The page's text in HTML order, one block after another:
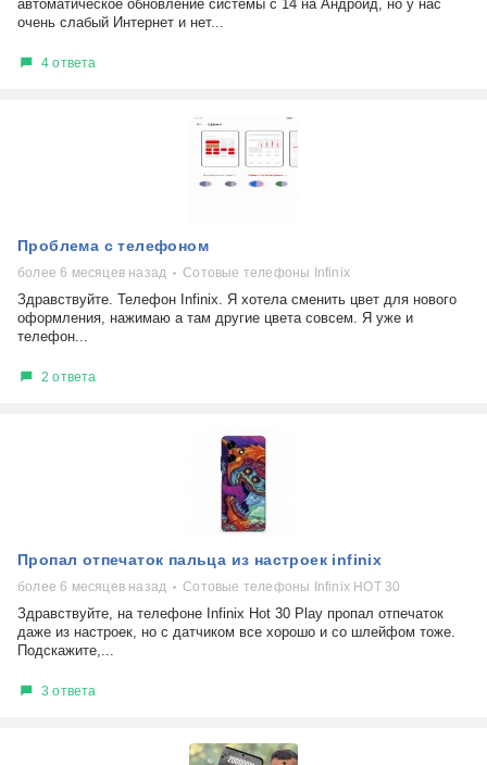
автоматическое обновление системы с 14 на Андроид, но у нас
очень слабый Интернет и нет...
4 ответа
Проблема с телефоном
более 6 месяцев назад Сотовые телефоны Infinix
Здравствуйте. Телефон Infinix. Я хотела сменить цвет для нового
оформления, нажимаю а там другие цвета совсем. Я уже и
телефон...
2 ответа
Пропал отпечаток пальца из настроек infinix
более 6 месяцев назад Сотовые телефоны Infinix HOT 30
Здравствуйте, на телефоне Infinix Hot 30 Play пропал отпечаток
даже из настроек, но с датчиком все хорошо и со шлейфом тоже.
Подскажите,...
3 ответа